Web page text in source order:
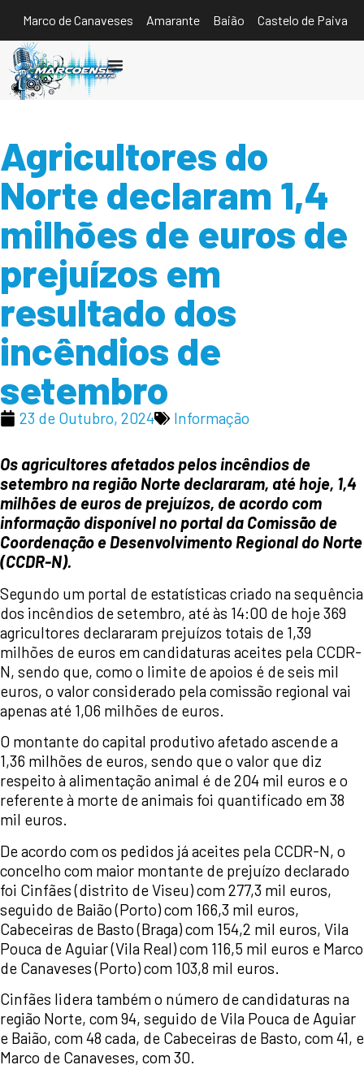
Marco de Canaveses Amarante Baião Castelo de Paiva
Ouvir
Agricultores do
Norte declaram 1,4
milhões de euros de
prejuízos em
resultado dos
incêndios de
setembro
23 de Outubro, 2024 Informação
Os agricultores afetados pelos incêndios de
setembro na região Norte declararam, até hoje, 1,4
milhões de euros de prejuízos, de acordo com
informação disponível no portal da Comissão de
Coordenação e Desenvolvimento Regional do Norte
(CCDR-N).
Segundo um portal de estatísticas criado na sequência
dos incêndios de setembro, até às 14:00 de hoje 369
agricultores declararam prejuízos totais de 1,39
milhões de euros em candidaturas aceites pela CCDR-
N, sendo que, como o limite de apoios é de seis mil
euros, o valor considerado pela comissão regional vai
apenas até 1,06 milhões de euros.
O montante do capital produtivo afetado ascende a
1,36 milhões de euros, sendo que o valor que diz
respeito à alimentação animal é de 204 mil euros e o
referente à morte de animais foi quantificado em 38
mil euros.
De acordo com os pedidos já aceites pela CCDR-N, o
concelho com maior montante de prejuízo declarado
foi Cinfães (distrito de Viseu) com 277,3 mil euros,
seguido de Baião (Porto) com 166,3 mil euros,
Cabeceiras de Basto (Braga) com 154,2 mil euros, Vila
Pouca de Aguiar (Vila Real) com 116,5 mil euros e Marco
de Canaveses (Porto) com 103,8 mil euros.
Cinfães lidera também o número de candidaturas na
região Norte, com 94, seguido de Vila Pouca de Aguiar
e Baião, com 48 cada, de Cabeceiras de Basto, com 41, e
Marco de Canaveses, com 30.